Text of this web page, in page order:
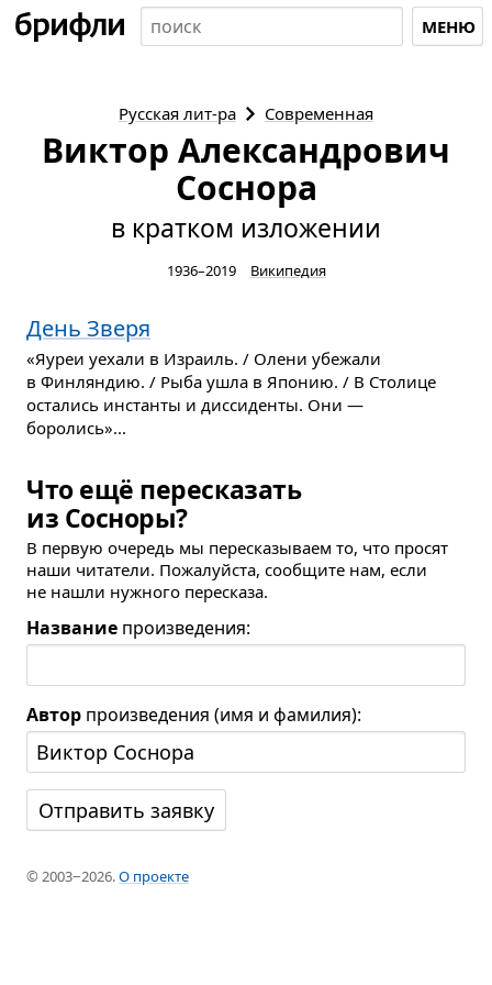
МЕНЮ
Русская лит-ра Современная
Виктор Александрович
Соснора
в кратком изложении
1936–2019 Википедия
День Зверя
«Яуреи уехали в Израиль. / Олени убежали
в Финляндию. / Рыба ушла в Японию. / В Столице
остались инстанты и диссиденты. Они —
боролись»...
Что ещё пересказать
из Сосноры?
В первую очередь мы пересказываем то, что просят
наши читатели. Пожалуйста, сообщите нам, если
не нашли нужного пересказа.
Название произведения:
Автор произведения (имя и фамилия):
© 2003−2026.О проекте